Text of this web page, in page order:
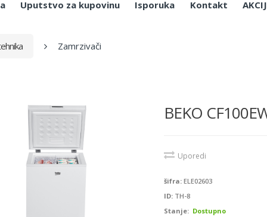
Uputstvo za kupovinu Isporuka Kontakt
Zamrzivači
BEKO
Uporedi
šifra: ELE02603
ID: TH-8
Stanje: Dostupno